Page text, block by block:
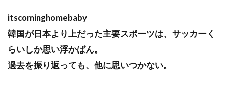
itscominghomebaby
韓国が日本より上だった主要スポーツは、サッカーく
らいしか思い浮かばん。
過去を振り返っても、他に思いつかない。